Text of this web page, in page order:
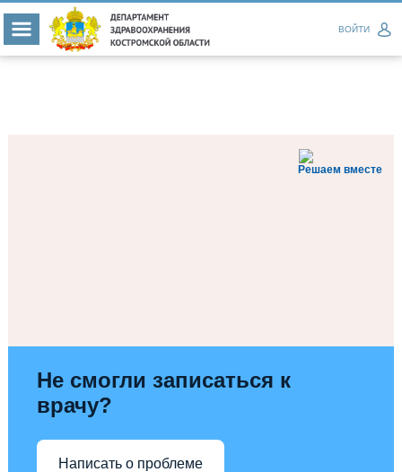
ВОЙТИ
Решаем вместе
Не смогли записаться к
врачу?
Написать о проблеме